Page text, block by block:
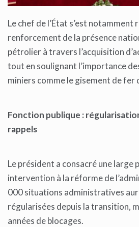
Le chef de l’État s’est notamment
renforcement de la présence
pétrolier à travers l’acquisition
tout en soulignant l’importance
miniers comme le gisement de fer
Fonction publique :
rappels
Le président a consacré une large
intervention à la réforme de
000 situations administratives
régularisées depuis la transition,
années de blocages.